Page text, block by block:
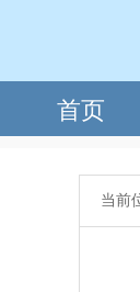
当前